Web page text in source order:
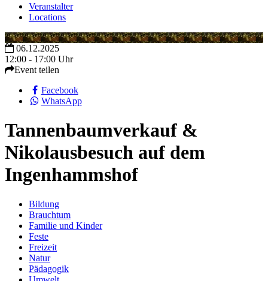
Veranstalter
Locations
06.12.2025
12:00 - 17:00 Uhr
Event teilen
Facebook
WhatsApp
Tannenbaumverkauf &
Nikolausbesuch auf dem
Ingenhammshof
Bildung
Brauchtum
Familie und Kinder
Feste
Freizeit
Natur
Pädagogik